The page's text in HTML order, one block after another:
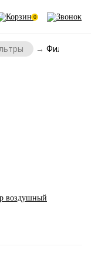
0
Фильтры
воздушный